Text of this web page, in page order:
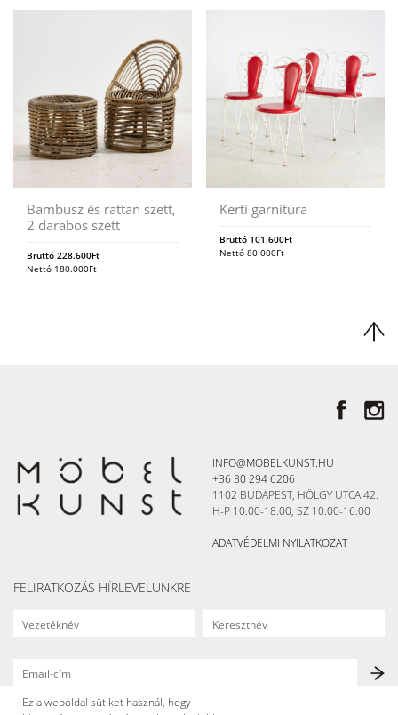
Bambusz és rattan szett,
2 darabos szett
Bruttó 228.600Ft
Nettó 180.000Ft
Kerti garnitúra
Bruttó 101.600Ft
Nettó80.000Ft
INFO@MOBELKUNST.HU
+36 30 294 6206
1102 BUDAPEST, HÖLGY UTCA 42.
H-P 10.00-18.00, SZ 10.00-16.00
ADATVÉDELMI NYILATKOZAT
FELIRATKOZÁS HÍRLEVELÜNKRE
Ez a weboldal sütiket használ, hogy